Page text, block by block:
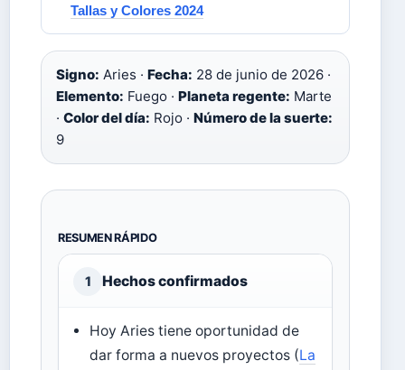
Tallas y Colores 2024
Signo: Aries · Fecha: 28 de junio de 2026 ·
Elemento: Fuego · Planeta regente: Marte
· Color del día: Rojo · Número de la suerte:
9
RESUMEN RÁPIDO
1 Hechos confirmados
Hoy Aries tiene oportunidad de
dar forma a nuevos proyectos (La